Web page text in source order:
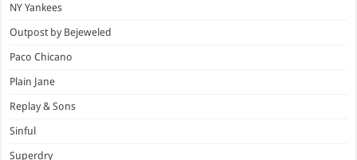
NY Yankees
Outpost by Bejeweled
Paco Chicano
Plain Jane
Replay & Sons
Sinful
Superdry